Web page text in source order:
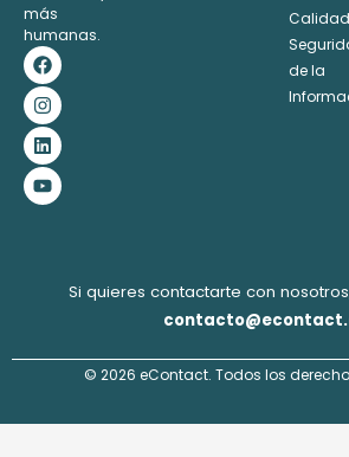
más
humanas.
F
a
c
e
b
o
o
k
I
n
s
t
a
g
r
a
m
L
i
n
k
e
d
i
n
Y
o
u
t
u
b
e
de la
Si quieres contactarte con
© 2026 eContact. Todos los